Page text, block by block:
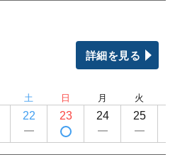
詳細を見る
土
22
日
23
月
24
火
25